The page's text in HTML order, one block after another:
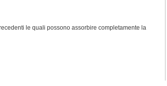
le quali possono assorbire completamente la